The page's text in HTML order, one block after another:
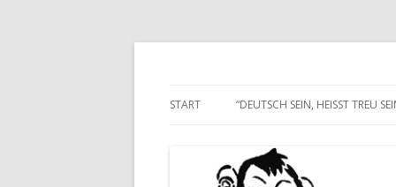
START “DEUTSCH SEIN, HEISST TREU